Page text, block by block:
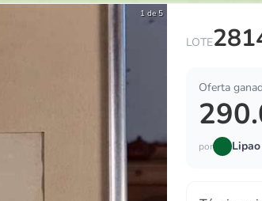
1 de 5
LOTE
Técnica
Oferta
por Lipao